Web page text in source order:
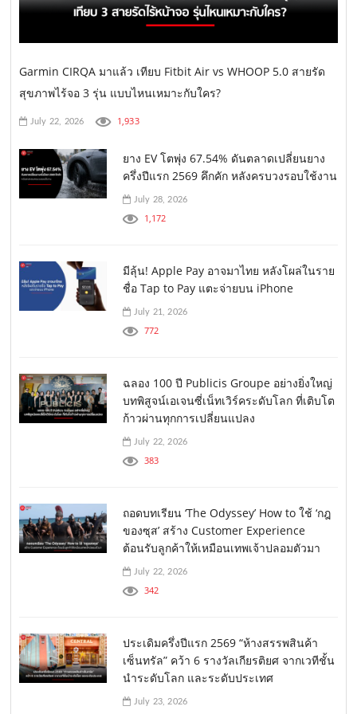
Garmin CIRQA มาแล้ว เทียบ Fitbit Air vs WHOOP 5.0 สายรัด
สุขภาพไร้จอ 3 รุ่น แบบไหนเหมาะกับใคร?
July 22, 2026 1,933
ยาง EV โตพุ่ง 67.54% ดันตลาดเปลี่ยนยาง
ครึ่งปีแรก 2569 คึกคัก หลังครบวงรอบใช้งาน
July 28, 2026
1,172
มีลุ้น! Apple Pay อาจมาไทย หลังโผล่ในราย
ชื่อ Tap to Pay แตะจ่ายบน iPhone
July 21, 2026
772
ฉลอง 100 ปี Publicis Groupe อย่างยิ่งใหญ่
บทพิสูจน์เอเจนซี่เน็ทเวิร์คระดับโลก ที่เติบโต
ก้าวผ่านทุกการเปลี่ยนแปลง
July 22, 2026
383
ถอดบทเรียน ‘The Odyssey’ How to ใช้ ‘กฎ
ของซุส’ สร้าง Customer Experience
ต้อนรับลูกค้าให้เหมือนเทพเจ้าปลอมตัวมา
July 22, 2026
342
ประเดิมครึ่งปีแรก 2569 “ห้างสรรพสินค้า
เซ็นทรัล” คว้า 6 รางวัลเกียรติยศ จากเวทีชั้น
นำระดับโลก และระดับประเทศ
July 23, 2026